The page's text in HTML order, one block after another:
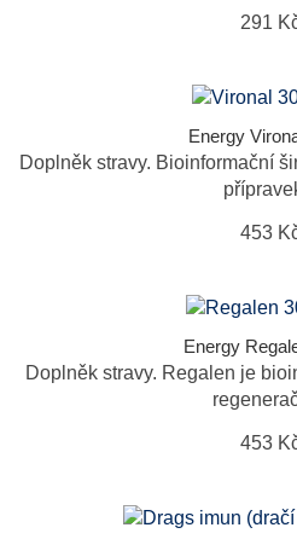
291
Energy
Doplněk stravy. Bioinformační
453
Energy
Doplněk stravy. Regalen je
453